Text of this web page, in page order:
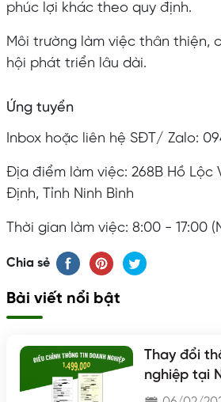
phúc lợi khác theo quy định.
Môi trường làm việc thân thiện,
hội phát triển lâu dài.
Ứng tuyển
Inbox hoặc liên hệ SĐT/ Zalo:
Địa điểm làm việc: 268B Hồ Lộc
Định, Tỉnh Ninh Bình
Thời gian làm việc: 8:00 - 17:00
Chia sẻ
Bài viết nổi bật
Thay đổi
nghiệp tại
Định - Hà